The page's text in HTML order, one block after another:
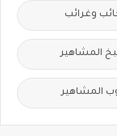
وغرائب
المشاهير
المشاهير